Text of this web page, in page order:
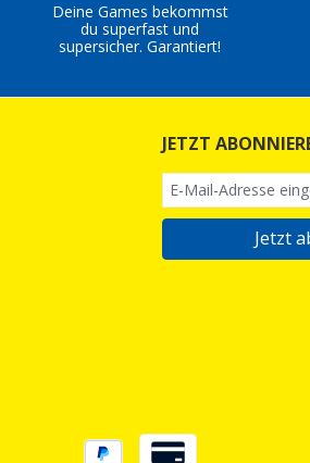
Deine Games bekommst
du superfast und
supersicher. Garantiert!
JETZT
Jetzt